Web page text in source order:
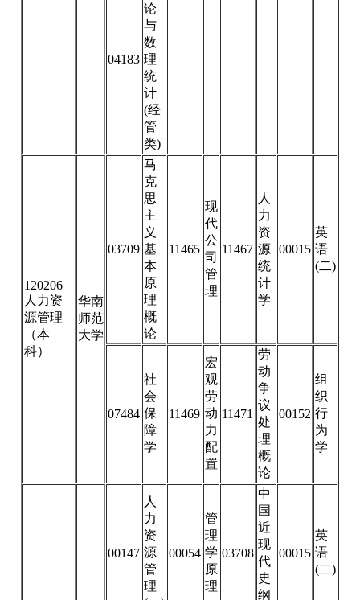
04183
论
与
数
理
统
计
(经
管
类)
120206
人力资
源管理
（本
科）
华南
师范
大学
03709
马
克
思
主
义
基
本
原
理
概
论
11465
现
代
公
司
管
理
11467
人
力
资
源
统
计
学
00015
英
语
(二)
07484
社
会
保
障
学
11469
宏
观
劳
动
力
配
置
11471
劳
动
争
议
处
理
概
论
00152
组
织
行
为
学
00147
人
力
资
源
管
理
00054
管
理
学
原
理
03708
中
国
近
现
代
史
纲
00015
英
语
(二)